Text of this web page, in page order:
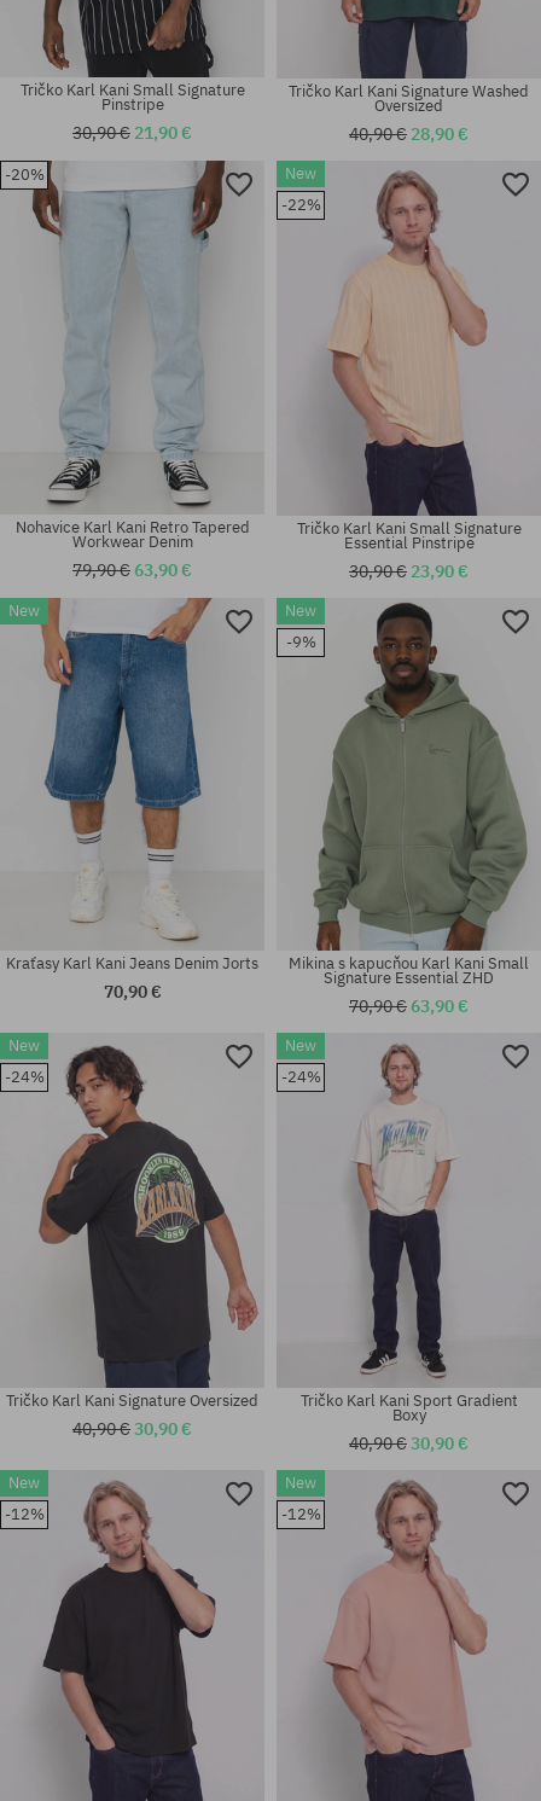
Dostupné veľkosti:
S; M; L
Dostupné veľkosti:
S; M
Dostupné veľkosti:
Tričko Karl Kani Small Signature
Pinstripe
30,90 € 21,90 €
Dostupné veľkosti:
S; M; L
Tričko Karl Kani Signature Washed
Oversized
40,90 € 28,90 €
-20%
Dostupné veľkosti:
30; 32; 34; 36
Nohavice Karl Kani Retro Tapered
Workwear Denim
79,90 €63,90 €
New
-22%
Dostupné veľkosti:
S; M; L; XL; XXL
Tričko Karl Kani Small Signature
Essential Pinstripe
30,90 € 23,90 €
New
Dostupné veľkosti:
30; 32; 34
Kraťasy Karl Kani Jeans Denim Jorts
70,90 €
New
-9%
Dostupné veľkosti:
S; M; L
Mikina s kapucňou Karl Kani Small
Signature Essential ZHD
70,90 €63,90 €
New
-24%
Tričko Karl Kani Signature Oversized
40,90 €30,90 €
New
-24%
Tričko Karl Kani Sport Gradient
Boxy
40,90 €30,90 €
New
-12%
New
-12%